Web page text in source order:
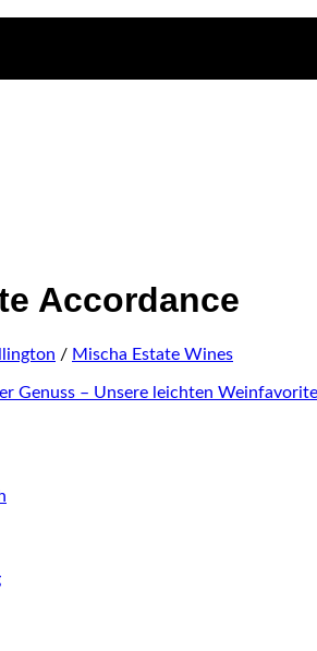
Genuss – Unsere leichten
Accordance
/ Mischa Estate Wines